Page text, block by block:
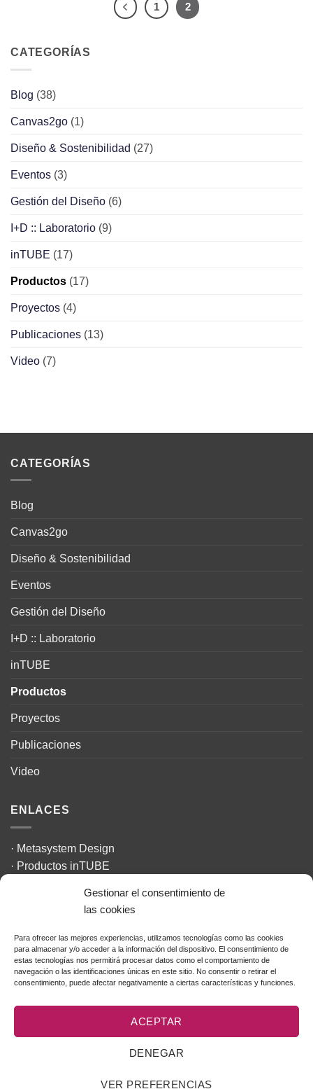
Gestionar el consentimiento de
las cookies
Para ofrecer las mejores experiencias, utilizamos tecnologías como las cookies
para almacenar y/o acceder a la información del dispositivo. El consentimiento de
estas tecnologías nos permitirá procesar datos como el comportamiento de
navegación o las identificaciones únicas en este sitio. No consentir o retirar el
consentimiento, puede afectar negativamente a ciertas características y funciones.
ACEPTAR
DENEGAR
VER PREFERENCIAS
1 2
CATEGORÍAS
Blog (38)
Canvas2go (1)
Diseño & Sostenibilidad (27)
Eventos (3)
Gestión del Diseño (6)
I+D :: Laboratorio (9)
inTUBE (17)
Productos (17)
Proyectos (4)
Publicaciones (13)
Video (7)
CATEGORÍAS
Blog
Canvas2go
Diseño & Sostenibilidad
Eventos
Gestión del Diseño
I+D :: Laboratorio
inTUBE
Productos
Proyectos
Publicaciones
Video
ENLACES
· Metasystem Design
· Productos inTUBE
INFORMACIÓN LEGAL
Aviso Legal
Política de Cookies
POLÍTICA PRIVACIDAD&COOKIES